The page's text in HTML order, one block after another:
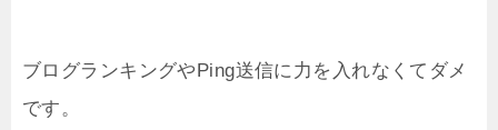
ブログランキングやPing送信に力を入れなくてダメ
です。